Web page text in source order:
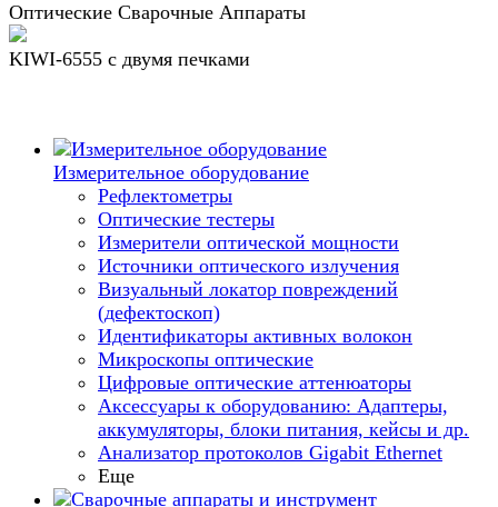
Оптические Сварочные Аппараты
KIWI-6555 c двумя печками
Измерительное оборудование
Рефлектометры
Оптические тестеры
Измерители оптической мощности
Источники оптического излучения
Визуальный локатор повреждений
(дефектоскоп)
Идентификаторы активных волокон
Микроскопы оптические
Цифровые оптические аттенюаторы
Аксессуары к оборудованию: Адаптеры,
аккумуляторы, блоки питания, кейсы и др.
Анализатор протоколов Gigabit Ethernet
Еще